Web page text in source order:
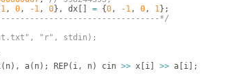
1, 0, -1, 0} , dx[ = {0, -1, 0, 1} ;
*/
"r", stdin);
( n) , a( n) ; REP( i, n) cin >> x[ i] >> a[ i]
;